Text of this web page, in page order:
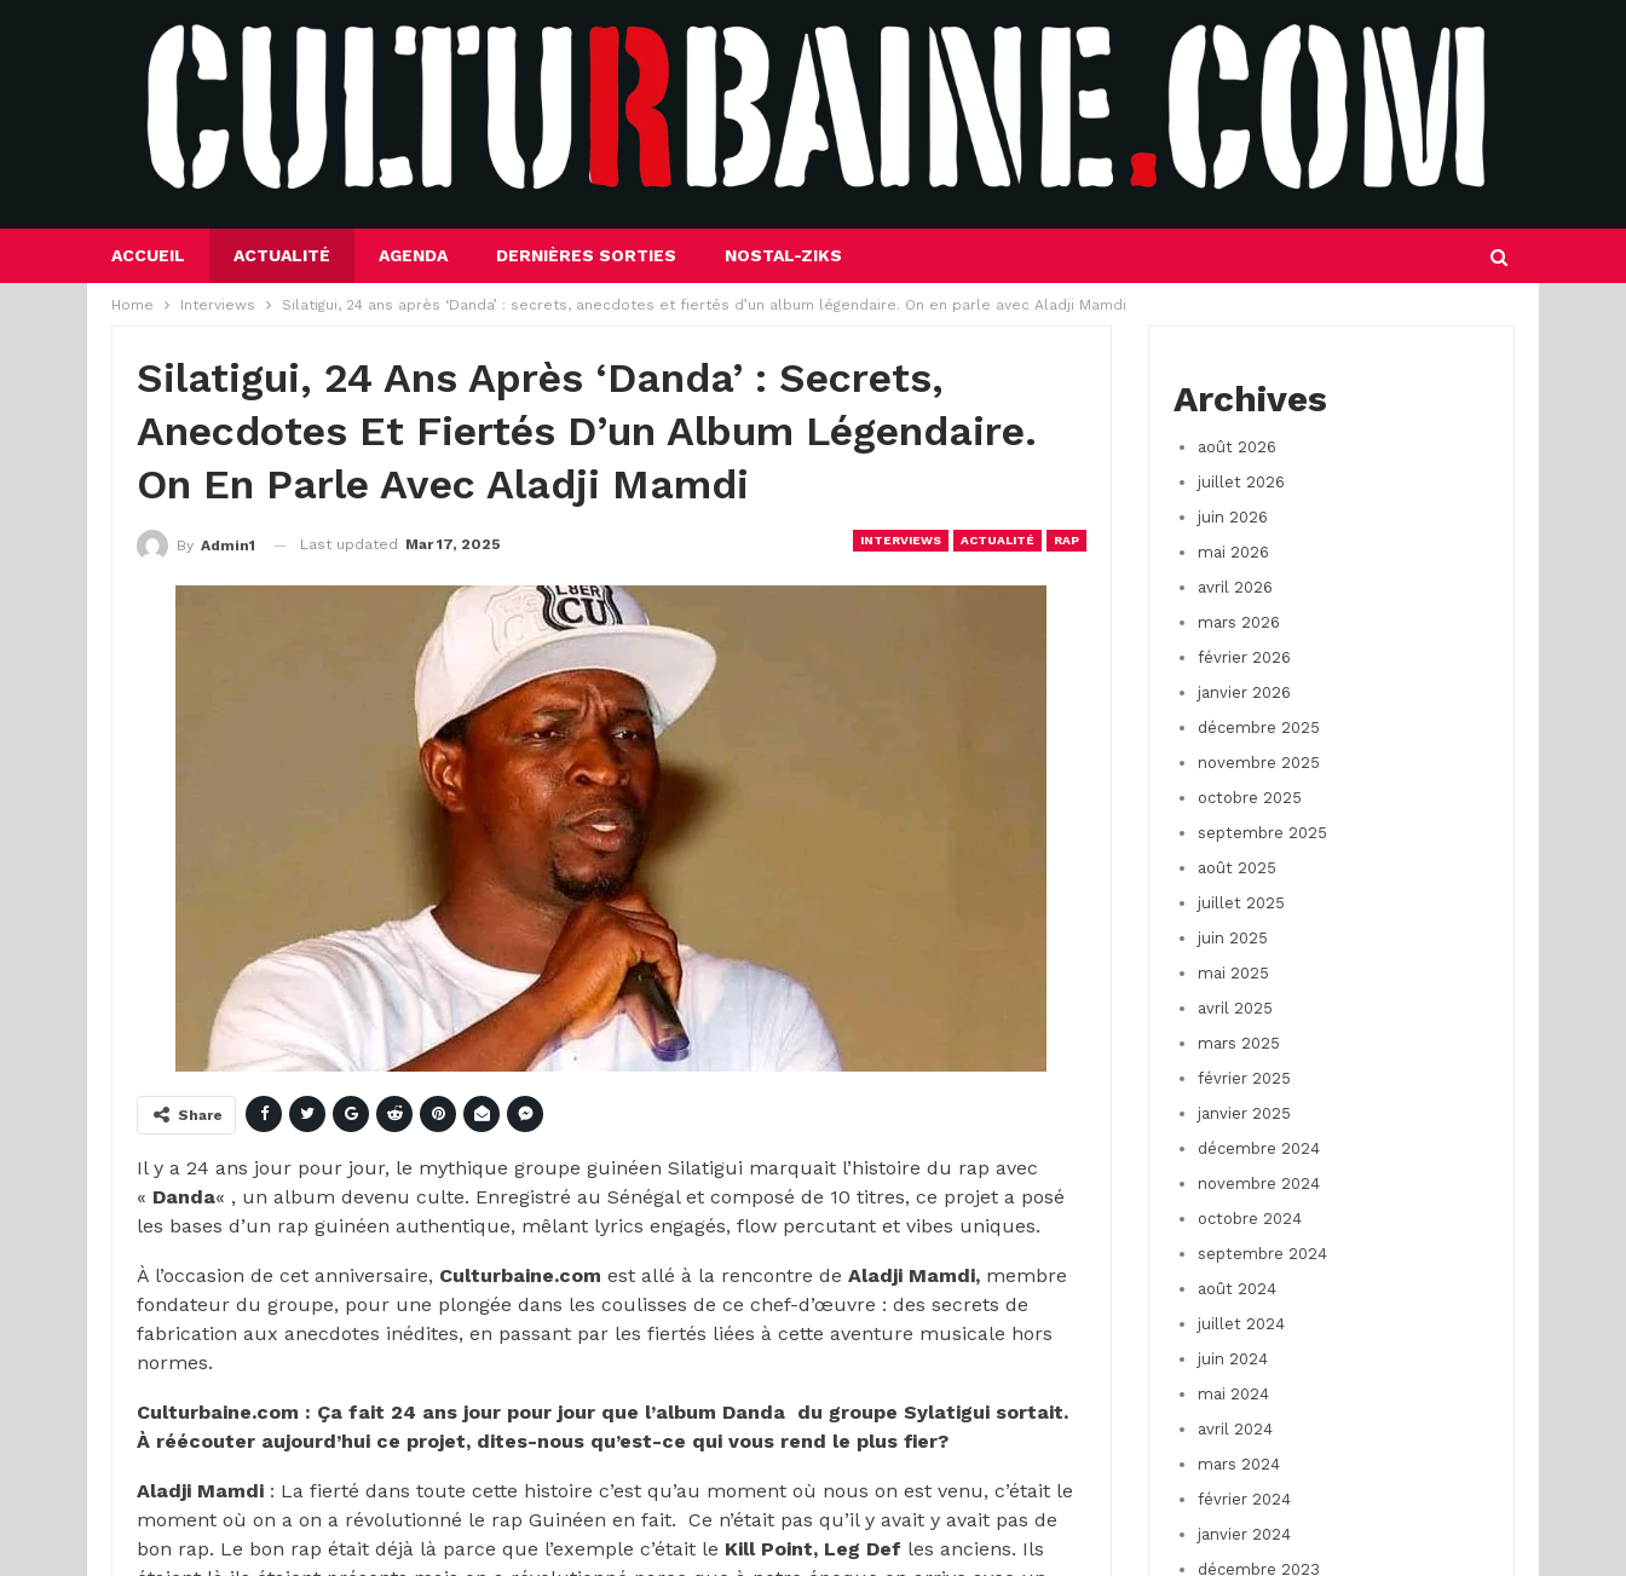
ACCUEIL ACTUALITÉ AGENDA DERNIÈRES SORTIES NOSTAL-ZIKS
Home Interviews Silatigui, 24 ans après ‘Danda’ : secrets, anecdotes et fiertés d’un album légendaire. On en parle avec Aladji Mamdi
Silatigui, 24 Ans Après ‘Danda’ : Secrets,
Anecdotes Et Fiertés D’un Album Légendaire.
On En Parle Avec Aladji Mamdi
INTERVIEWS ACTUALITÉ RAP
By Admin1 Last updated Mar 17, 2025
Share
Il y a 24 ans jour pour jour, le mythique groupe guinéen Silatigui marquait l’histoire du rap avec
« Danda« , un album devenu culte. Enregistré au Sénégal et composé de 10 titres, ce projet a posé
les bases d’un rap guinéen authentique, mêlant lyrics engagés, flow percutant et vibes uniques.
À l’occasion de cet anniversaire, Culturbaine.com est allé à la rencontre de Aladji Mamdi, membre
fondateur du groupe, pour une plongée dans les coulisses de ce chef-d’œuvre : des secrets de
fabrication aux anecdotes inédites, en passant par les fiertés liées à cette aventure musicale hors
normes.
Culturbaine.com : Ça fait 24 ans jour pour jour que l’album Danda du groupe Sylatigui sortait.
À réécouter aujourd’hui ce projet, dites-nous qu’est-ce qui vous rend le plus fier?
Aladji Mamdi : La fierté dans toute cette histoire c’est qu’au moment où nous on est venu, c’était le
moment où on a on a révolutionné le rap Guinéen en fait. Ce n’était pas qu’il y avait y avait pas de
bon rap. Le bon rap était déjà là parce que l’exemple c’était le Kill Point, Leg Def les anciens. Ils
Archives
août 2026
juillet 2026
juin 2026
mai 2026
avril 2026
mars 2026
février 2026
janvier 2026
décembre 2025
novembre 2025
octobre 2025
septembre 2025
août 2025
juillet 2025
juin 2025
mai 2025
avril 2025
mars 2025
février 2025
janvier 2025
décembre 2024
novembre 2024
octobre 2024
septembre 2024
août 2024
juillet 2024
juin 2024
mai 2024
avril 2024
mars 2024
février 2024
janvier 2024
décembre 2023